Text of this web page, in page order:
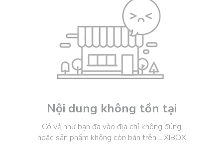
Nội dung không tồn tại
Có vẻ như bạn đã vào địa chỉ không đúng
hoặc sản phẩm không còn bán trên LIXIBOX